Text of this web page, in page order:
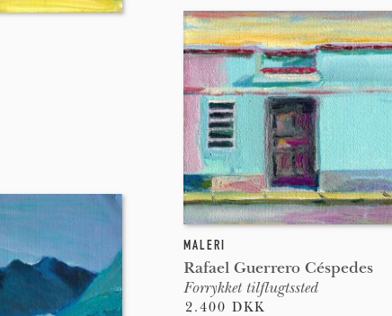
MALERI
Rafael Guerrero Céspedes
Forrykket tilflugtssted
2.400 DKK